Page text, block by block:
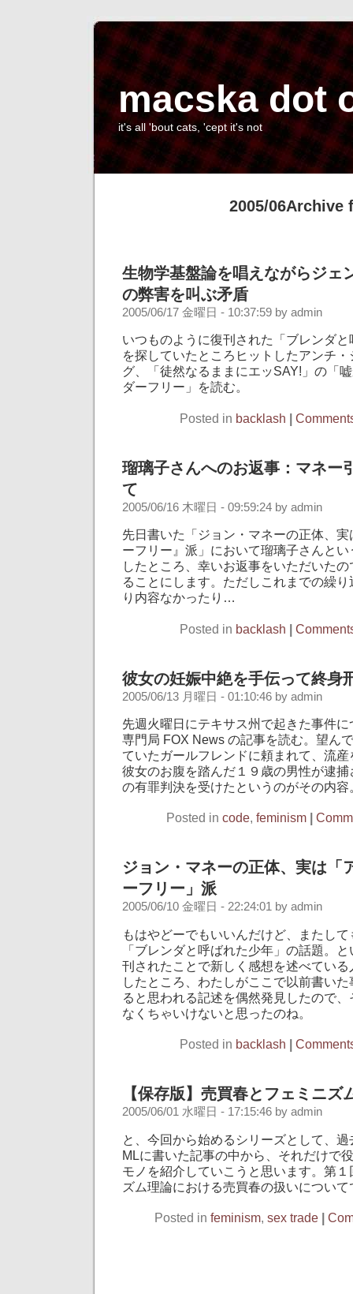
macska dot
it's all 'bout cats, 'cept it's not
2005/06Archive
生物学基盤論を唱えながらジェ
の弊害を叫ぶ矛盾
2005/06/17 金曜日 - 10:37:59 by admin
いつものように復刊された「ブレンダ
を探していたところヒットしたアンチ
グ、「徒然なるままにエッSAY!」の「
ダーフリー」を読む。
Posted in backlash |
瑠璃子さんへのお返事：マネー
て
2005/06/16 木曜日 - 09:59:24 by admin
先日書いた「ジョン・マネーの正体、
ーフリー』派」において瑠璃子さんと
したところ、幸いお返事をいただいた
ることにします。ただしこれまでの繰
り内容なかったり…
Posted in backlash |
彼女の妊娠中絶を手伝って終身
2005/06/13 月曜日 - 01:10:46 by admin
先週火曜日にテキサス州で起きた事件
専門局 FOX News の記事を読む。望ん
ていたガールフレンドに頼まれて、流
彼女のお腹を踏んだ１９歳の男性が逮
の有罪判決を受けたというのがその内容
Posted in code, feminism
ジョン・マネーの正体、実は「
ーフリー」派
2005/06/10 金曜日 - 22:24:01 by admin
もはやどーでもいいんだけど、またし
「ブレンダと呼ばれた少年」の話題。
刊されたことで新しく感想を述べてい
したところ、わたしがここで以前書い
ると思われる記述を偶然発見したので
なくちゃいけないと思ったのね。
Posted in backlash |
【保存版】売買春とフェミニズ
2005/06/01 水曜日 - 17:15:46 by admin
と、今回から始めるシリーズとして、
MLに書いた記事の中から、それだけで
モノを紹介していこうと思います。第
ズム理論における売買春の扱いについ
Posted in feminism, sex trade |